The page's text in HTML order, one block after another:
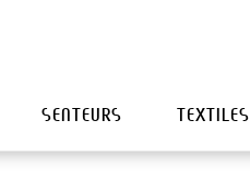
SENTEURS TEXTILES